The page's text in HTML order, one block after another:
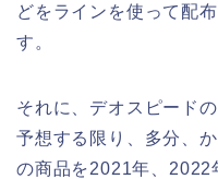
どをラインを使って配
す。
それに、デオスピード
予想する限り、多分、
の商品を2021年、2022